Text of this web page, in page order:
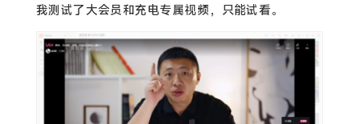
我测试了大会员和充电专属视频，只能试看。